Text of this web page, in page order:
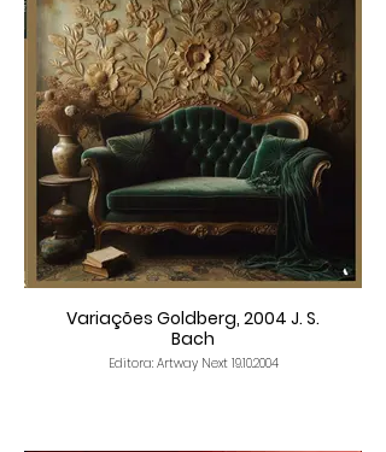
Variações Goldberg, 2004 J. S.
Bach
Editora: Artway Next 19.10.2004